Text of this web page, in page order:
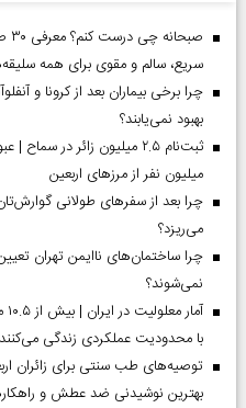
سریع، سالم و مقوی برای همه
چرا برخی بیماران بعد از کرونا و
بهبود نمی‌یابند؟
میلیون نفر از مرز‌های اربعین
چرا بعد از سفرهای طولانی
می‌ریزد؟
چرا ساختمان‌های ناایمن تهران
نمی‌شوند؟
با محدودیت عملکردی زندگی می‌کنند
توصیه‌های طب سنتی برای زائران
بهترین نوشیدنی ضد عطش و